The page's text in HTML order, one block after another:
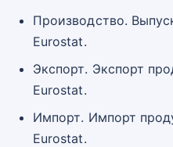
Производство.
Eurostat.
Экспорт. Экспорт
Eurostat.
Импорт. Импорт
Eurostat.